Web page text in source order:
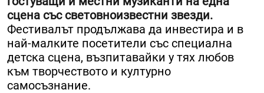
сцена със световноизвестни звезди.
Фестивалът продължава да инвестира и в
най-малките посетители със специална
детска сцена, възпитавайки у тях любов
към творчеството и културно
самосъзнание.